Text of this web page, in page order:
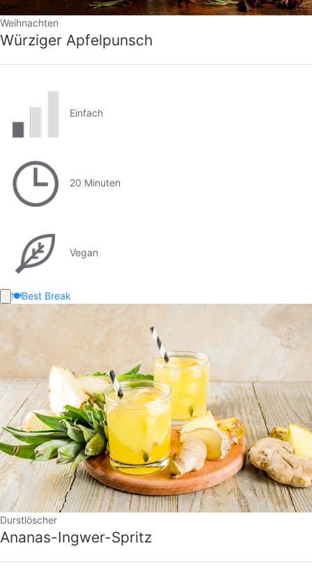
Weihnachten
Würziger Apfelpunsch
Einfach
20 Minuten
Vegan
🍽️Best Break
Durstlöscher
Ananas-Ingwer-Spritz